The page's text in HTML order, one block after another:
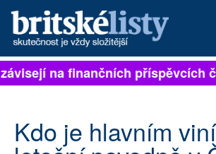
PŘIHLÁSIT
ARCHIV
na finančních příspěvcích
Kdo je hlavním